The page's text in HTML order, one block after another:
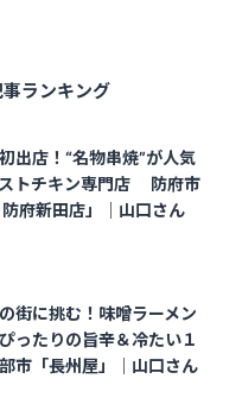
ランキング
出店！“名物串焼”が人気
トチキン専門店 防府市
防府新田店」｜山口さん
街に挑む！味噌ラーメン
ったりの旨辛＆冷たい１
市「長州屋」｜山口さん